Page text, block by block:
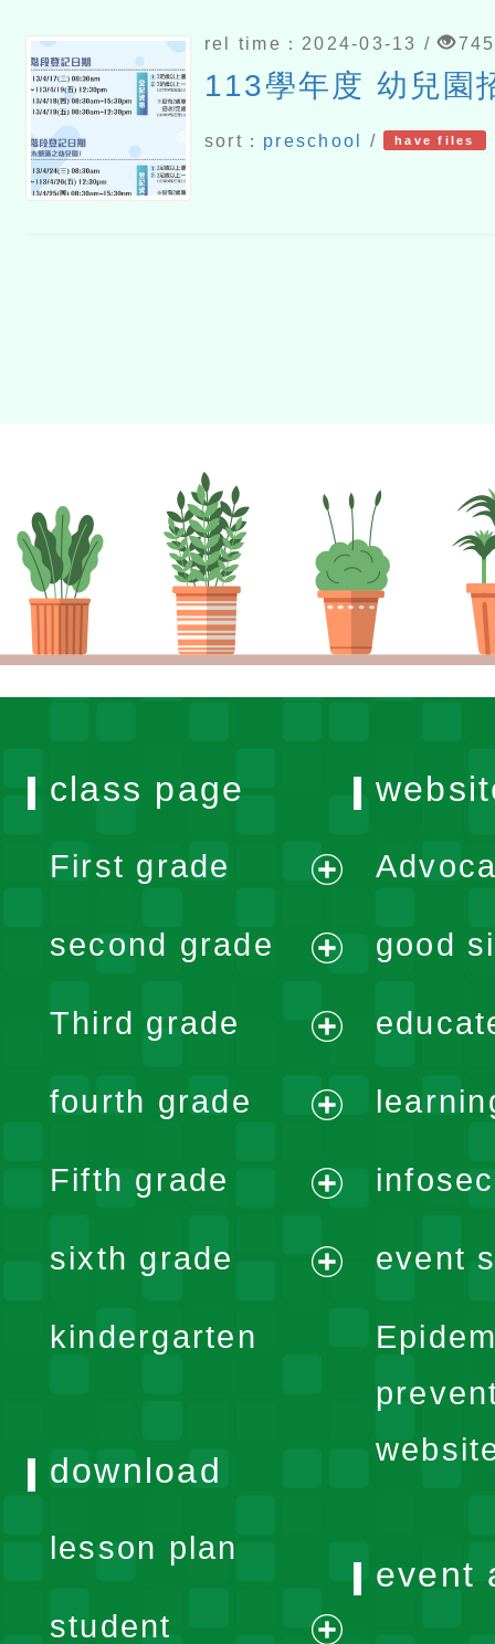
rel time：2024-03-13 / 745
113學年度 幼兒園
sort： preschool / have files
class page
First grade
menu
second grade
menu
Third grade
menu
fourth grade
menu
Fifth grade
menu
sixth grade
kindergarten
good
event
download
lesson plan
student
event